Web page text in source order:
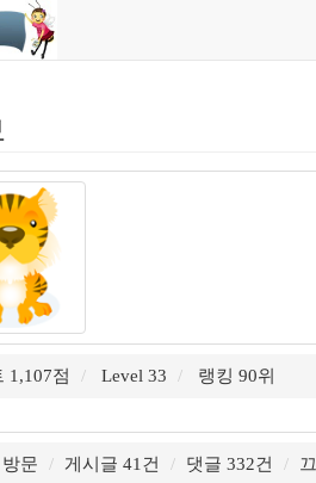
1,107점 Level 33 랭킹 90위
문 게시글 41건 댓글 332건